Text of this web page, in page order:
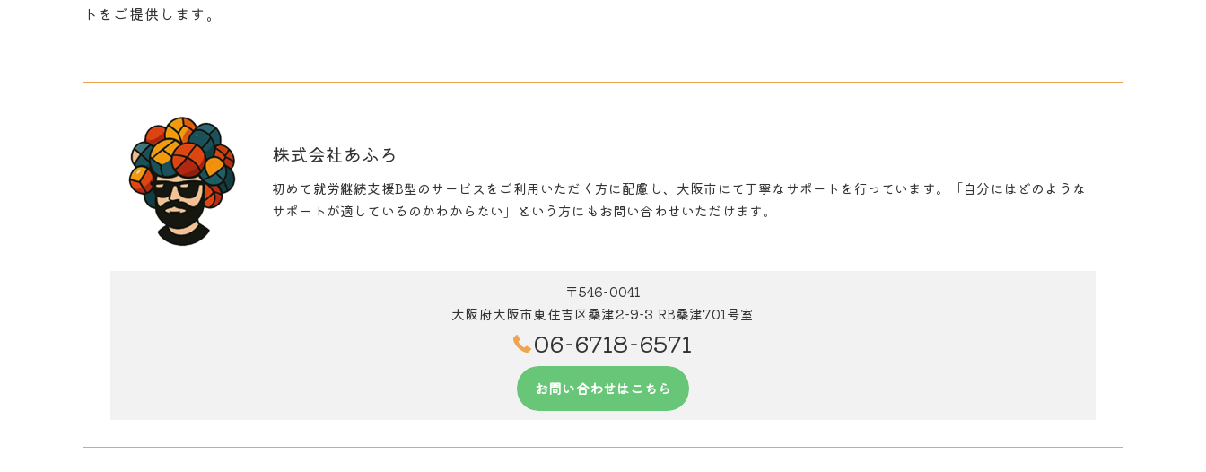
トをご提供します。
株式会社あふろ
初めて就労継続支援B型のサービスをご利用いただく方に配慮し、大阪市にて丁寧なサポートを行っています。「自分にはどのような
サポートが適しているのかわからない」という方にもお問い合わせいただけます。
〒546-0041
大阪府大阪市東住吉区桑津2-9-3 RB桑津701号室
06-6718-6571
お問い合わせはこちら